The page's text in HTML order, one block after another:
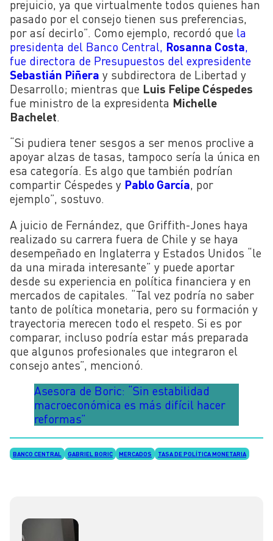
prejuicio, ya que virtualmente todos quienes han
pasado por el consejo tienen sus preferencias,
por así decirlo”. Como ejemplo, recordó que la
presidenta del Banco Central, Rosanna Costa,
fue directora de Presupuestos del expresidente
Sebastián Piñera y subdirectora de Libertad y
Desarrollo; mientras que Luis Felipe Céspedes
fue ministro de la expresidenta Michelle
Bachelet.
“Si pudiera tener sesgos a ser menos proclive a
apoyar alzas de tasas, tampoco sería la única en
esa categoría. Es algo que también podrían
compartir Céspedes y Pablo García, por
ejemplo”, sostuvo.
A juicio de Fernández, que Griffith-Jones haya
realizado su carrera fuera de Chile y se haya
desempeñado en Inglaterra y Estados Unidos “le
da una mirada interesante” y puede aportar
desde su experiencia en política financiera y en
mercados de capitales. “Tal vez podría no saber
tanto de política monetaria, pero su formación y
trayectoria merecen todo el respeto. Si es por
comparar, incluso podría estar más preparada
que algunos profesionales que integraron el
consejo antes”, mencionó.
Asesora de Boric: “Sin estabilidad
macroeconómica es más difícil hacer
reformas”
BANCO CENTRAL GABRIEL BORIC MERCADOS TASA DE POLÍTICA MONETARIA